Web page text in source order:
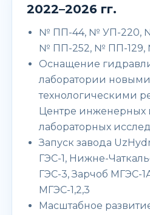
2022–2026 гг.
№ ПП-44, № УП-220,
№ ПП-252, № ПП-129,
Оснащение
лаборатории новыми
технологическими
Центре инженерных
лабораторных
Запуск завода
ГЭС-1, Нижне-
ГЭС-3, Зарчоб МГЭС-
МГЭС-1,2,3
Масштабное